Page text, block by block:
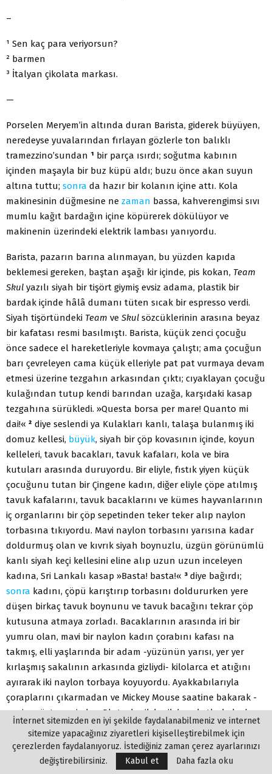
–
¹ Sen kaç para veriyorsun?
² barmen
³ İtalyan çikolata markası.
—
Porselen Meryem’in altında duran Barista, giderek büyüyen,
neredeyse yuvalarından fırlayan gözlerle ton balıklı
tramezzino’sundan ¹ bir parça ısırdı; soğutma kabının
içinden maşayla bir buz küpü aldı; buzu önce akan suyun
altına tuttu; sonra da hazır bir kolanın içine attı. Kola
makinesinin düğmesine ne zaman bassa, kahverengimsi sıvı
mumlu kağıt bardağın içine köpürerek dökülüyor ve
makinenin üzerindeki elektrik lambası yanıyordu.
Barista, pazarın barına alınmayan, bu yüzden kapıda
beklemesi gereken, baştan aşağı kir içinde, pis kokan, Team
Skul yazılı siyah bir tişört giymiş evsiz adama, plastik bir
bardak içinde hâlâ dumanı tüten sıcak bir espresso verdi.
Siyah tişörtündeki Team ve Skul sözcüklerinin arasına beyaz
bir kafatası resmi basılmıştı. Barista, küçük zenci çocuğu
önce sadece el hareketleriyle kovmaya çalıştı; ama çocuğun
barı çevreleyen cama küçük elleriyle pat pat vurmaya devam
etmesi üzerine tezgahın arkasından çıktı; cıyaklayan çocuğu
kulağından tutup kendi barından uzağa, karşıdaki kasap
tezgahına sürükledi. »Questa borsa per mare! Quanto mi
dai!« ² diye seslendi ya Kulakları kanlı, talaşa bulanmış iki
domuz kellesi, büyük, siyah bir çöp kovasının içinde, koyun
kelleleri, tavuk bacakları, tavuk kafaları, kola ve bira
kutuları arasında duruyordu. Bir eliyle, fıstık yiyen küçük
çocuğunu tutan bir Çingene kadın, diğer eliyle çöpe atılmış
tavuk kafalarını, tavuk bacaklarını ve kümes hayvanlarının
iç organlarını bir çöp sepetinden teker teker alıp naylon
torbasına tıkıyordu. Mavi naylon torbasını yarısına kadar
doldurmuş olan ve kıvrık siyah boynuzlu, üzgün görünümlü
kanlı siyah keçi kellesini eline alıp uzun uzun inceleyen
kadına, Sri Lankalı kasap »Basta! basta!« ³ diye bağırdı;
sonra kadını, çöpü karıştırıp torbasını doldururken yere
düşen birkaç tavuk boynunu ve tavuk bacağını tekrar çöp
kutusuna atmaya zorladı. Bacaklarının arasında iri bir
yumru olan, mavi bir naylon kadın çorabını kafası na
takmış, elli yaşlarında bir adam -yüzünün yarısı, yer yer
kırlaşmış sakalının arkasında gizliydi- kilolarca et atığını
ayırarak iki naylon torbaya koyuyordu. Ayakkabılarıyla
çoraplarını çıkarmadan ve Mickey Mouse saatine bakarak -
saniye göstergesi olan Pluto, kesik kesik hareketlerle kadranı
turluyordu- çeşmenin önünde durdu ve ayak bileklerini
şırıldayarak akan suyun altında ıslanmaya bıraktı. Perişan
görünümlü şişman bir kadın, kan lekeli bir muşambayla
İnternet sitemizden en iyi şekilde faydalanabilmeniz ve internet
sitemize yapacağınız ziyaretleri kişiselleştirebilmek için
çerezlerden faydalanıyoruz. İstediğiniz zaman çerez ayarlarınızı
değiştirebilirsiniz.
Kabul et Daha fazla oku